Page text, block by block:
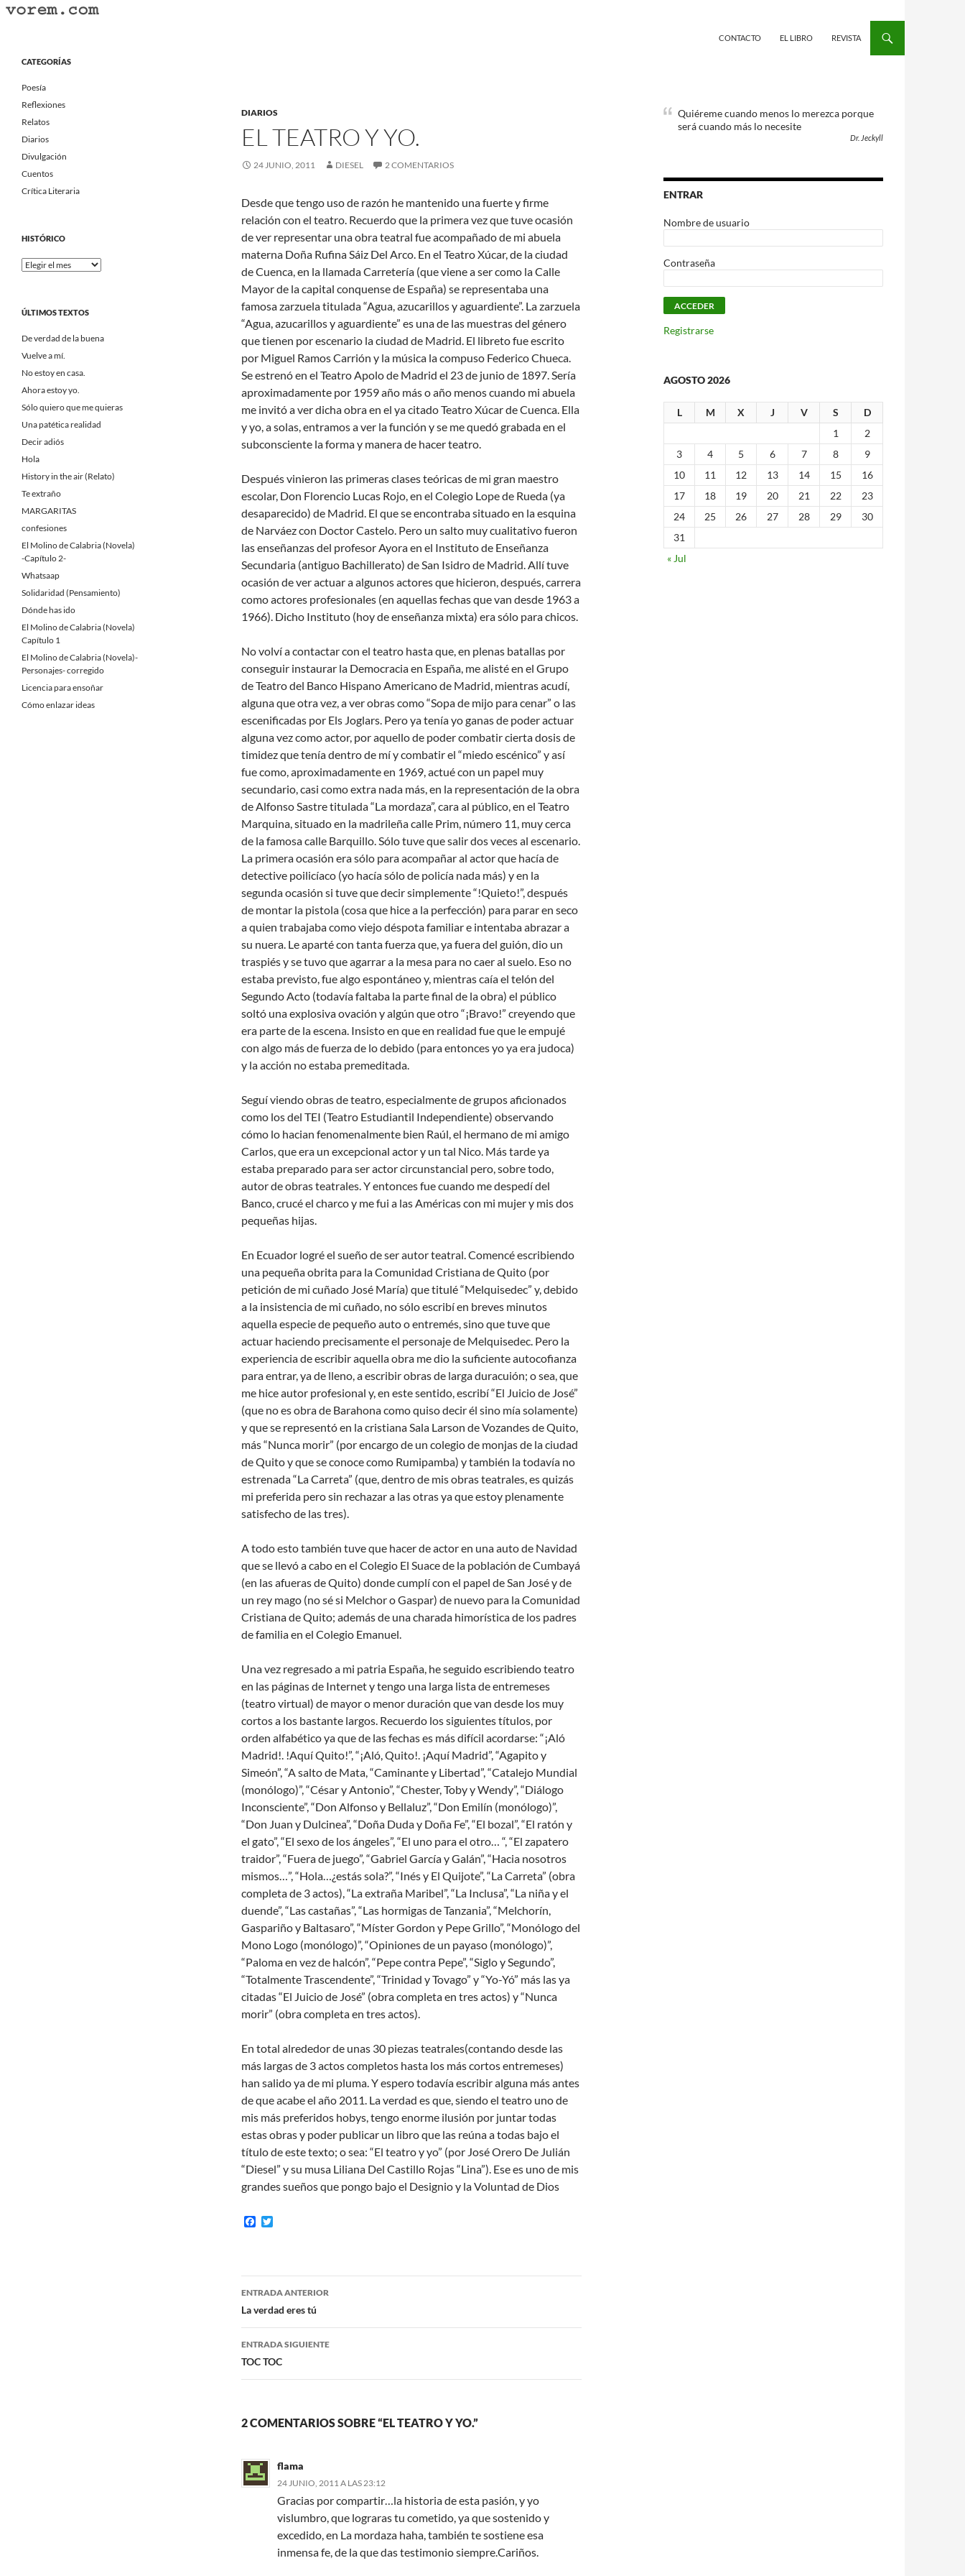
Saltar
CONTACTO EL LIBRO REVISTA
DIARIOS
EL TEATRO Y YO.
24 JUNIO, 2011 DIESEL 2 COMENTARIOS
Desde que tengo uso de razón he mantenido una fuerte y firme
relación con el teatro. Recuerdo que la primera vez que tuve ocasión
de ver representar una obra teatral fue acompañado de mi abuela
materna Doña Rufina Sáiz Del Arco. En el Teatro Xúcar, de la ciudad
de Cuenca, en la llamada Carretería (que viene a ser como la Calle
Mayor de la capital conquense de España) se representaba una
famosa zarzuela titulada “Agua, azucarillos y aguardiente”. La zarzuela
“Agua, azucarillos y aguardiente” es una de las muestras del género
que tienen por escenario la ciudad de Madrid. El libreto fue escrito
por Miguel Ramos Carrión y la música la compuso Federico Chueca.
Se estrenó en el Teatro Apolo de Madrid el 23 de junio de 1897. Sería
aproximadamente por 1959 año más o año menos cuando mi abuela
me invitó a ver dicha obra en el ya citado Teatro Xúcar de Cuenca. Ella
y yo, a solas, entramos a ver la función y se me quedó grabada en el
subconsciente la forma y manera de hacer teatro.
Después vinieron las primeras clases teóricas de mi gran maestro
escolar, Don Florencio Lucas Rojo, en el Colegio Lope de Rueda (ya
desaparecido) de Madrid. El que se encontraba situado en la esquina
de Narváez con Doctor Castelo. Pero un salto muy cualitativo fueron
las enseñanzas del profesor Ayora en el Instituto de Enseñanza
Secundaria (antiguo Bachillerato) de San Isidro de Madrid. Allí tuve
ocasión de ver actuar a algunos actores que hicieron, después, carrera
como actores profesionales (en aquellas fechas que van desde 1963 a
1966). Dicho Instituto (hoy de enseñanza mixta) era sólo para chicos.
No volví a contactar con el teatro hasta que, en plenas batallas por
conseguir instaurar la Democracia en España, me alisté en el Grupo
de Teatro del Banco Hispano Americano de Madrid, mientras acudí,
alguna que otra vez, a ver obras como “Sopa de mijo para cenar” o las
escenificadas por Els Joglars. Pero ya tenía yo ganas de poder actuar
alguna vez como actor, por aquello de poder combatir cierta dosis de
timidez que tenía dentro de mí y combatir el “miedo escénico” y así
fue como, aproximadamente en 1969, actué con un papel muy
secundario, casi como extra nada más, en la representación de la obra
de Alfonso Sastre titulada “La mordaza”, cara al público, en el Teatro
Marquina, situado en la madrileña calle Prim, número 11, muy cerca
de la famosa calle Barquillo. Sólo tuve que salir dos veces al escenario.
La primera ocasión era sólo para acompañar al actor que hacía de
detective poilicíaco (yo hacía sólo de policía nada más) y en la
segunda ocasión si tuve que decir simplemente “!Quieto!”, después
de montar la pistola (cosa que hice a la perfección) para parar en seco
a quien trabajaba como viejo déspota familiar e intentaba abrazar a
su nuera. Le aparté con tanta fuerza que, ya fuera del guión, dio un
traspiés y se tuvo que agarrar a la mesa para no caer al suelo. Eso no
estaba previsto, fue algo espontáneo y, mientras caía el telón del
Segundo Acto (todavía faltaba la parte final de la obra) el público
soltó una explosiva ovación y algún que otro “¡Bravo!” creyendo que
era parte de la escena. Insisto en que en realidad fue que le empujé
con algo más de fuerza de lo debido (para entonces yo ya era judoca)
y la acción no estaba premeditada.
Seguí viendo obras de teatro, especialmente de grupos aficionados
como los del TEI (Teatro Estudiantil Independiente) observando
cómo lo hacian fenomenalmente bien Raúl, el hermano de mi amigo
Carlos, que era un excepcional actor y un tal Nico. Más tarde ya
estaba preparado para ser actor circunstancial pero, sobre todo,
autor de obras teatrales. Y entonces fue cuando me despedí del
Banco, crucé el charco y me fui a las Américas con mi mujer y mis dos
pequeñas hijas.
En Ecuador logré el sueño de ser autor teatral. Comencé escribiendo
una pequeña obrita para la Comunidad Cristiana de Quito (por
petición de mi cuñado José María) que titulé “Melquisedec” y, debido
a la insistencia de mi cuñado, no sólo escribí en breves minutos
aquella especie de pequeño auto o entremés, sino que tuve que
actuar haciendo precisamente el personaje de Melquisedec. Pero la
experiencia de escribir aquella obra me dio la suficiente autocofianza
para entrar, ya de lleno, a escribir obras de larga duracuión; o sea, que
me hice autor profesional y, en este sentido, escribí “El Juicio de José”
(que no es obra de Barahona como quiso decir él sino mía solamente)
y que se representó en la cristiana Sala Larson de Vozandes de Quito,
más “Nunca morir” (por encargo de un colegio de monjas de la ciudad
de Quito y que se conoce como Rumipamba) y también la todavía no
estrenada “La Carreta” (que, dentro de mis obras teatrales, es quizás
mi preferida pero sin rechazar a las otras ya que estoy plenamente
satisfecho de las tres).
A todo esto también tuve que hacer de actor en una auto de Navidad
que se llevó a cabo en el Colegio El Suace de la población de Cumbayá
(en las afueras de Quito) donde cumplí con el papel de San José y de
un rey mago (no sé si Melchor o Gaspar) de nuevo para la Comunidad
Cristiana de Quito; además de una charada himorística de los padres
de familia en el Colegio Emanuel.
Una vez regresado a mi patria España, he seguido escribiendo teatro
en las páginas de Internet y tengo una larga lista de entremeses
(teatro virtual) de mayor o menor duración que van desde los muy
cortos a los bastante largos. Recuerdo los siguientes títulos, por
orden alfabético ya que de las fechas es más difícil acordarse: “¡Aló
Madrid!. !Aquí Quito!”, “¡Aló, Quito!. ¡Aquí Madrid”, “Agapito y
Simeón”, “A salto de Mata, “Caminante y Libertad”, “Catalejo Mundial
(monólogo)”, “César y Antonio”, “Chester, Toby y Wendy”, “Diálogo
Inconsciente”, “Don Alfonso y Bellaluz”, “Don Emilín (monólogo)”,
“Don Juan y Dulcinea”, “Doña Duda y Doña Fe”, “El bozal”, “El ratón y
el gato”, “El sexo de los ángeles”, “El uno para el otro… “, “El zapatero
traidor”, “Fuera de juego”, “Gabriel García y Galán”, “Hacia nosotros
mismos…”, “Hola…¿estás sola?”, “Inés y El Quijote”, “La Carreta” (obra
completa de 3 actos), “La extraña Maribel”, “La Inclusa”, “La niña y el
duende”, “Las castañas”, “Las hormigas de Tanzania”, “Melchorín,
Gaspariño y Baltasaro”, “Míster Gordon y Pepe Grillo”, “Monólogo del
Mono Logo (monólogo)”, “Opiniones de un payaso (monólogo)”,
“Paloma en vez de halcón”, “Pepe contra Pepe”, “Siglo y Segundo”,
“Totalmente Trascendente”, “Trinidad y Tovago” y “Yo-Yó” más las ya
citadas “El Juicio de José” (obra completa en tres actos) y “Nunca
morir” (obra completa en tres actos).
En total alrededor de unas 30 piezas teatrales(contando desde las
más largas de 3 actos completos hasta los más cortos entremeses)
han salido ya de mi pluma. Y espero todavía escribir alguna más antes
de que acabe el año 2011. La verdad es que, siendo el teatro uno de
mis más preferidos hobys, tengo enorme ilusión por juntar todas
estas obras y poder publicar un libro que las reúna a todas bajo el
título de este texto; o sea: “El teatro y yo” (por José Orero De Julián
“Diesel” y su musa Liliana Del Castillo Rojas “Lina”). Ese es uno de mis
grandes sueños que pongo bajo el Designio y la Voluntad de Dios
F
o
o
e
r
Navegación
de
entradas
ENTRADA ANTERIOR
La verdad eres tú
ENTRADA SIGUIENTE
TOC TOC
2 COMENTARIOS SOBRE “EL TEATRO Y YO.”
flama
24 JUNIO, 2011 A LAS 23:12
Gracias por compartir…la historia de esta pasión, y yo
vislumbro, que lograras tu cometido, ya que sostenido y
excedido, en La mordaza haha, también te sostiene esa
inmensa fe, de la que das testimonio siempre.Cariños.
Quiéreme cuando menos lo merezca porque
será cuando más lo necesite
Dr. Jeckyll
ENTRAR
Nombre de usuario
Contraseña
Registrarse
AGOSTO 2026
L M X J V S
D
1
2
3
4 5 6 7 8
9
10
11 12 13 14 15
16
17
18 19 20 21 22
23
24
25 26 27 28 29
30
31
« Jul
Portal Literario Independiente
CATEGORÍAS
Poesía
Reflexiones
Relatos
Diarios
Divulgación
Cuentos
Crítica Literaria
HISTÓRICO
Histórico
ÚLTIMOS TEXTOS
De verdad de la buena
Vuelve a mí.
No estoy en casa.
Ahora estoy yo.
Sólo quiero que me quieras
Una patética realidad
Decir adiós
Hola
History in the air (Relato)
Te extraño
MARGARITAS
confesiones
El Molino de Calabria (Novela)
-Capítulo 2-
Whatsaap
Solidaridad (Pensamiento)
Dónde has ido
El Molino de Calabria (Novela)
Capítulo 1
El Molino de Calabria (Novela)-
Personajes- corregido
Licencia para ensoñar
Cómo enlazar ideas